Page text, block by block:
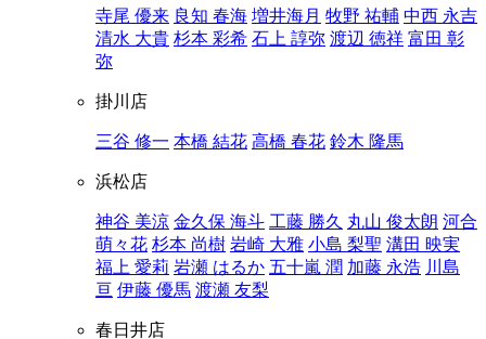
寺尾 優来 良知 春海 増井海月 牧野 祐輔 中西 永吉
清水 大貴 杉本 彩希 石上 諄弥 渡辺 徳祥 富田 彰
弥
掛川店
三谷 修一 本橋 結花 高橋 春花 鈴木 隆馬
浜松店
神谷 美涼 金久保 海斗 工藤 勝久 丸山 俊太朗 河合
萌々花 杉本 尚樹 岩崎 大雅 小島 梨聖 溝田 映実
福上 愛莉 岩瀬 はるか 五十嵐 潤 加藤 永浩 川島
亘 伊藤 優馬 渡瀬 友梨
春日井店